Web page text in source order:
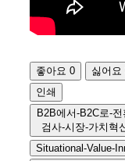
좋아요 0 싫어요
인쇄
B2B에서-B2C로-
검사-시장-가치혁
Situational-Value-